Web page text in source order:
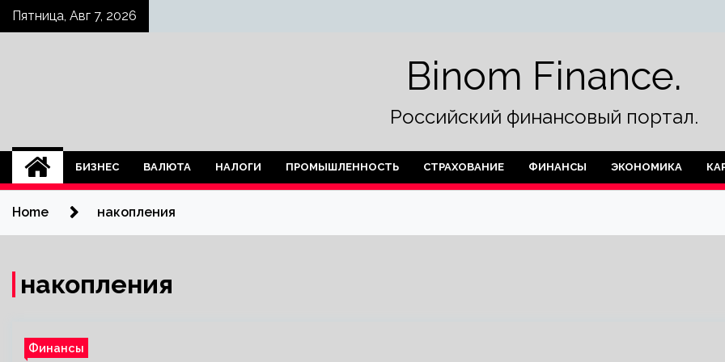
SkipПятница, Авг 7, 2026
Binom Finance.
Российский финансовый портал.
БИЗНЕС ВАЛЮТА НАЛОГИ ПРОМЫШЛЕННОСТЬ СТРАХОВАНИЕ ФИНАНСЫ ЭКОНОМИКА
Home накопления
накопления
Финансы